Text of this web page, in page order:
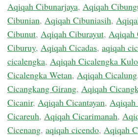
Aqiqah Cibunarjaya, Aqiqah
Cibunian, Aqiqah Cibuniasih,
Cibunut, Aqiqah Ciburayut, Aqiqah
Ciburuy, Aqiqah Cicadas, aqiqah
cicalengka, Aqiqah Cicalengka
Cicalengka Wetan, Aqiqah Cicalung
Cicangkang Girang, Aqiqah
Cicanir, Aqiqah Cicantayan, Aqiqah
Cicareuh, Aqiqah Cicarimanah,
Cicenang, aqiqah cicendo, Aqiqah